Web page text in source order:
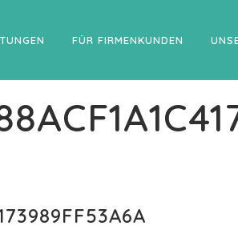
FÜR FIRMENKUNDEN